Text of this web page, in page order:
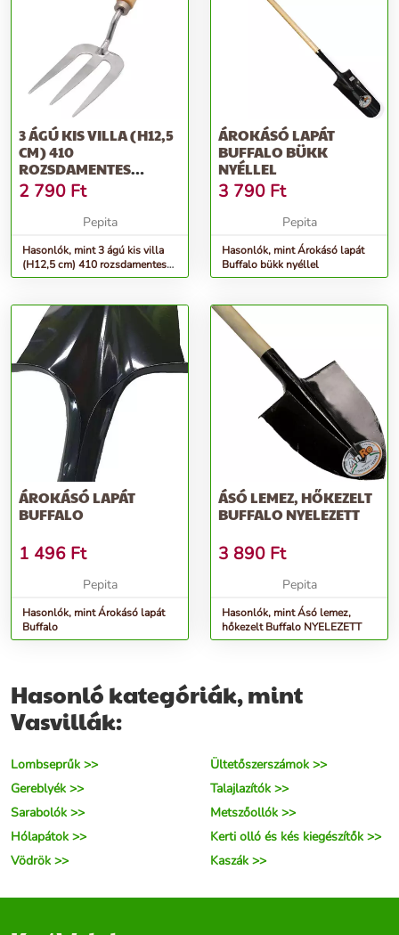
3 ÁGÚ KIS VILLA (H12,5
CM) 410
ROZSDAMENTES
ACÉL,FSC FA NYÉLLEL...
2 790 Ft
Pepita
Hasonlók, mint 3 ágú kis villa
(H12,5 cm) 410 rozsdamentes
acél,FSC fa nyéllel...
ÁROKÁSÓ LAPÁT
BUFFALO BÜKK
NYÉLLEL
3 790 Ft
Pepita
Hasonlók, mint Árokásó lapát
Buffalo bükk nyéllel
ÁROKÁSÓ LAPÁT
BUFFALO
1 496 Ft
Pepita
Hasonlók, mint Árokásó lapát
Buffalo
ÁSÓ LEMEZ, HŐKEZELT
BUFFALO NYELEZETT
3 890 Ft
Pepita
Hasonlók, mint Ásó lemez,
hőkezelt Buffalo NYELEZETT
Hasonló kategóriák, mint
Vasvillák:
Lombseprűk >>
Ültetőszerszámok >>
Gereblyék >>
Talajlazítók >>
Sarabolók >>
Metszőollók >>
Hólapátok >>
Kerti olló és kés kiegészítők >>
Vödrök >>
Kaszák >>